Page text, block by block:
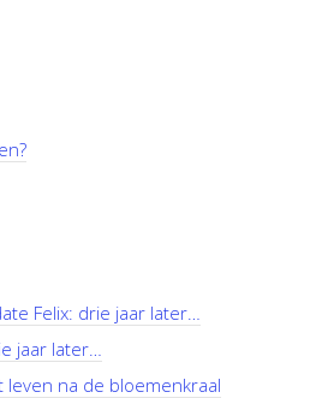
Felix: drie jaar later…
jaar later…
leven na de bloemenkraal